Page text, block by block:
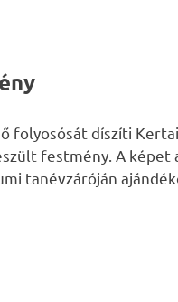
folyosósát díszíti
festmény. A képet
tanévzáróján